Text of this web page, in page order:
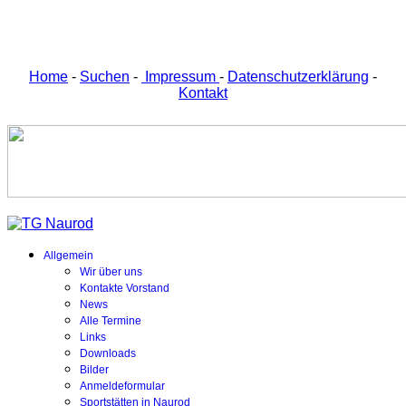
Home - Suchen - Impressum - Datenschutzerklärung -
Kontakt
Allgemein
Wir über uns
Kontakte Vorstand
News
Alle Termine
Links
Downloads
Bilder
Anmeldeformular
Sportstätten in Naurod